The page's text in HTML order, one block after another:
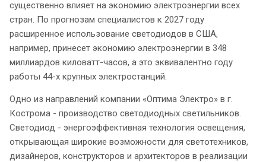
существенно влияет на экономию электроэнергии всех
стран. По прогнозам специалистов к 2027 году
расширенное использование светодиодов в США,
например, принесет экономию электроэнергии в 348
миллиардов киловатт-часов, а это эквивалентно году
работы 44-х крупных электростанций.
Одно из направлений компании «Оптима Электро» в г.
Кострома - производство светодиодных светильников.
Светодиод - энергоэффективная технология освещения,
открывающая широкие возможности для светотехников,
дизайнеров, конструкторов и архитекторов в реализации